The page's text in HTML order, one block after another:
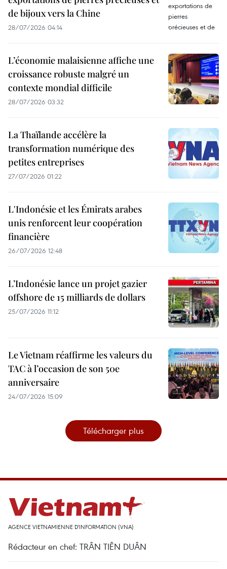
de bijoux vers la Chine
28/07/2026 04:14
L’économie malaisienne affiche une
croissance robuste malgré un
contexte mondial difficile
28/07/2026 03:32
La Thaïlande accélère la
transformation numérique des
petites entreprises
27/07/2026 01:22
L'Indonésie et les Émirats arabes
unis renforcent leur coopération
financière
26/07/2026 12:48
L’Indonésie lance un projet gazier
offshore de 15 milliards de dollars
25/07/2026 11:12
Le Vietnam réaffirme les valeurs du
TAC à l’occasion de son 50e
anniversaire
24/07/2026 15:09
Télécharger plus
AGENCE VIETNAMIENNE D'INFORMATION (VNA)
Rédacteur en chef: TRÂN TIÊN DUÂN